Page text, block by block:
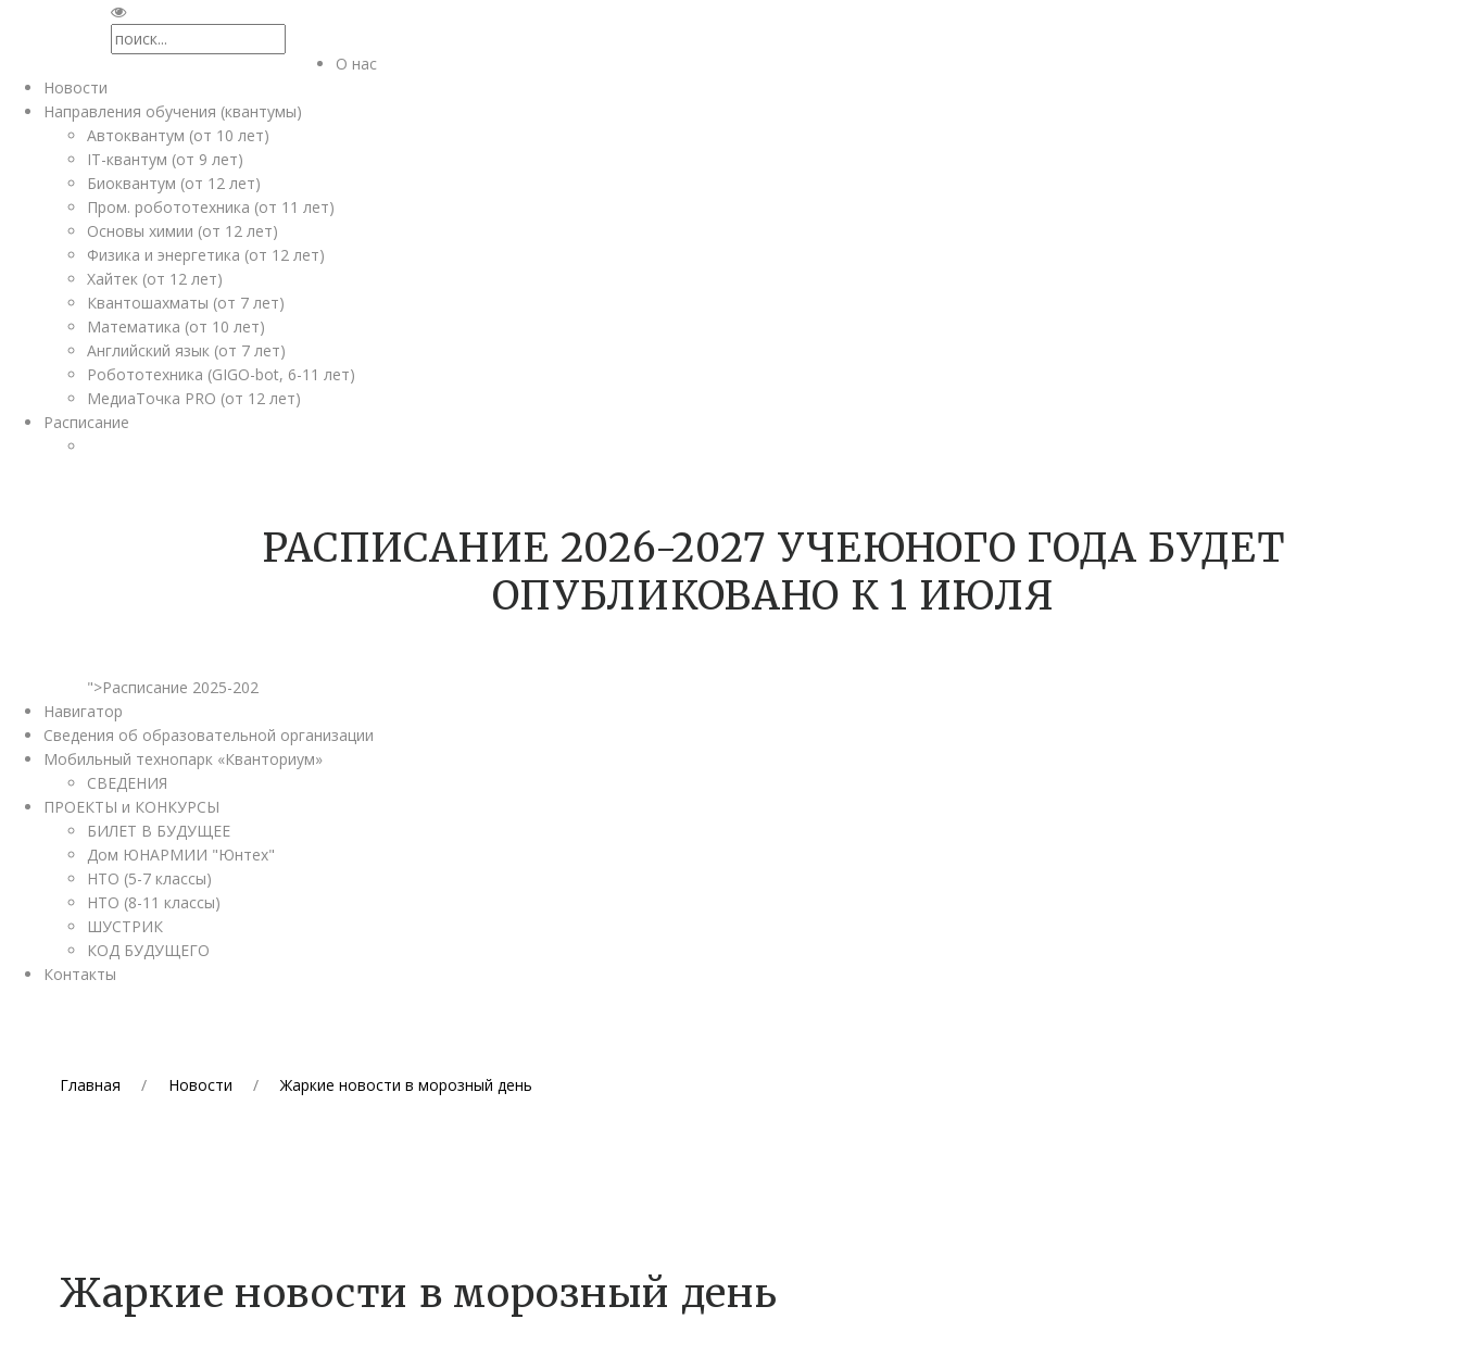
О нас
Новости
Направления обучения (квантумы)
Автоквантум (от 10 лет)
IT-квантум (от 9 лет)
Биоквантум (от 12 лет)
Пром. робототехника (от 11 лет)
Основы химии (от 12 лет)
Физика и энергетика (от 12 лет)
Хайтек (от 12 лет)
Квантошахматы (от 7 лет)
Математика (от 10 лет)
Английский язык (от 7 лет)
Робототехника (GIGO-bot, 6-11 лет)
МедиаТочка PRO (от 12 лет)
Расписание
РАСПИСАНИЕ 2026-2027 УЧЕЮНОГО ГОДА БУДЕТ
ОПУБЛИКОВАНО К 1 ИЮЛЯ
">Расписание 2025-202
Навигатор
Сведения об образовательной организации
Мобильный технопарк «Кванториум»
СВЕДЕНИЯ
ПРОЕКТЫ и КОНКУРСЫ
БИЛЕТ В БУДУЩЕЕ
Дом ЮНАРМИИ "Юнтех"
НТО (5-7 классы)
НТО (8-11 классы)
ШУСТРИК
КОД БУДУЩЕГО
Контакты
Главная Новости Жаркие новости в морозный день
Жаркие новости в морозный день